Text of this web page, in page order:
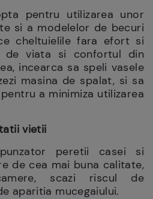
pentru utilizarea unor
si a modelelor de becuri
cheltuielile fara efort si
viata si confortul din
incearca sa speli vasele
masina de spalat, si sa
a minimiza utilizarea
vietii
peretii casei si
de cea mai buna calitate,
scazi riscul de
aparitia mucegaiului.